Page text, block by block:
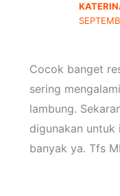
Cocok banget
sering
lambung.
digunakan untuk
banyak ya. Tfs